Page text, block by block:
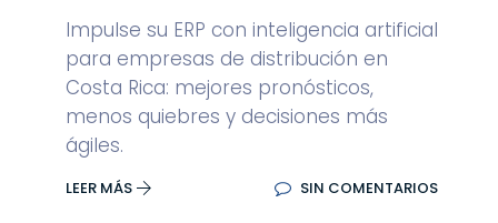
Impulse su ERP con inteligencia artificial
para empresas de distribución en
Costa Rica: mejores pronósticos,
menos quiebres y decisiones más
ágiles.
LEER MÁS SIN COMENTARIOS